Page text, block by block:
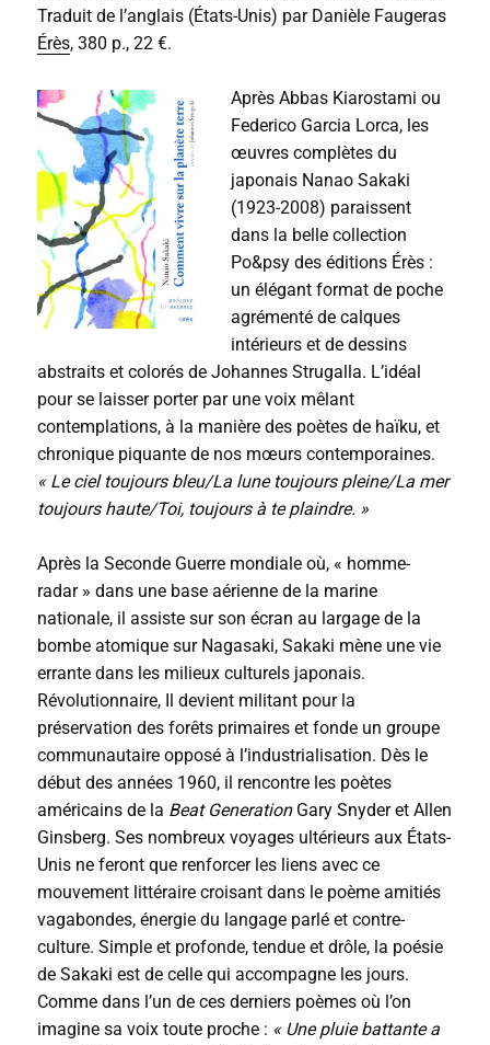
Traduit de l’anglais (États-Unis) par Danièle Faugeras
Érès, 380 p., 22 €.
Après Abbas Kiarostami ou
Federico Garcia Lorca, les
œuvres complètes du
japonais Nanao Sakaki
(1923-2008) paraissent
dans la belle collection
Po&psy des éditions Érès :
un élégant format de poche
agrémenté de calques
intérieurs et de dessins
abstraits et colorés de Johannes Strugalla. L’idéal
pour se laisser porter par une voix mêlant
contemplations, à la manière des poètes de haïku, et
chronique piquante de nos mœurs contemporaines.
« Le ciel toujours bleu/La lune toujours pleine/La mer
toujours haute/Toi, toujours à te plaindre. »
Après la Seconde Guerre mondiale où, « homme-
radar » dans une base aérienne de la marine
nationale, il assiste sur son écran au largage de la
bombe atomique sur Nagasaki, Sakaki mène une vie
errante dans les milieux culturels japonais.
Révolutionnaire, Il devient militant pour la
préservation des forêts primaires et fonde un groupe
communautaire opposé à l’industrialisation. Dès le
début des années 1960, il rencontre les poètes
américains de la Beat GenerationGary Snyder et Allen
Ginsberg. Ses nombreux voyages ultérieurs aux États-
Unis ne feront que renforcer les liens avec ce
mouvement littéraire croisant dans le poème amitiés
vagabondes, énergie du langage parlé et contre-
culture. Simple et profonde, tendue et drôle, la poésie
de Sakaki est de celle qui accompagne les jours.
Comme dans l’un de ces derniers poèmes où l’on
imagine sa voix toute proche : « Une pluie battante a